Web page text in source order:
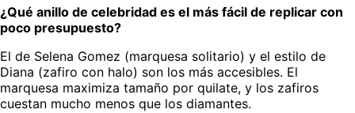
¿Qué anillo de celebridad es el más fácil de replicar con
poco presupuesto?
El de Selena Gomez (marquesa solitario) y el estilo de
Diana (zafiro con halo) son los más accesibles. El
marquesa maximiza tamaño por quilate, y los zafiros
cuestan mucho menos que los diamantes.